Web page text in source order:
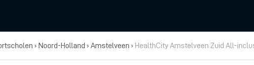
› Noord-Holland › Amstelveen › HealthCity Amstelveen Zuid All-